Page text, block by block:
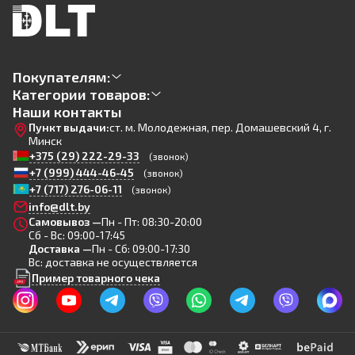
Покупателям:
Категории товаров:
Наши контакты
Пункт выдачи:ст. м. Молодежная, пер. Домашевский 4, г.
Минск
+375 (29) 222-29-33
(звонок)
+7 (999) 444-46-45 (звонок)
+7 (717) 276-06-11 (звонок)
info@dlt.by
Самовывоз —Пн - Пт: 08:30-20:00
Сб - Вс: 09:00-17:45
Доставка —Пн - Сб: 09:00-17:30
Вс: доставка не осуществляется
Пример товарного чека